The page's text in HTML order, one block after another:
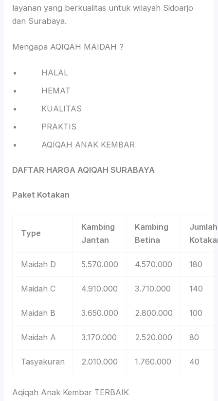
layanan yang berkualitas untuk wilayah Sidoarjo
dan Surabaya.
Mengapa AQIQAH MAIDAH ?
HALAL
HEMAT
KUALITAS
PRAKTIS
AQIQAH ANAK KEMBAR
DAFTAR HARGA AQIQAH SURABAYA
Paket Kotakan
Type
Kambing
Jantan
Kambing
Betina
Jumlah
Maidah D 5.570.000 4.570.000 180
Maidah C 4.910.000 3.710.000 140
Maidah B 3.650.000 2.800.000 100
Maidah A 3.170.000 2.520.000 80
Tasyakuran 2.010.000 1.760.000 40
Aqiqah Anak Kembar TERBAIK